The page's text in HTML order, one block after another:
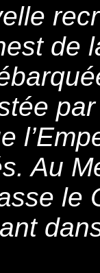
de
Au
le